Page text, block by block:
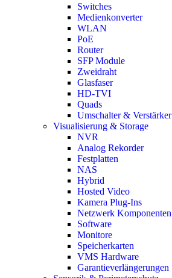
Switches
Medienkonverter
WLAN
PoE
Router
SFP Module
Zweidraht
Glasfaser
HD-TVI
Quads
Umschalter & Verstärker
Visualisierung & Storage
NVR
Analog Rekorder
Festplatten
NAS
Hybrid
Hosted Video
Kamera Plug-Ins
Netzwerk Komponenten
Software
Monitore
Speicherkarten
VMS Hardware
Garantieverlängerungen